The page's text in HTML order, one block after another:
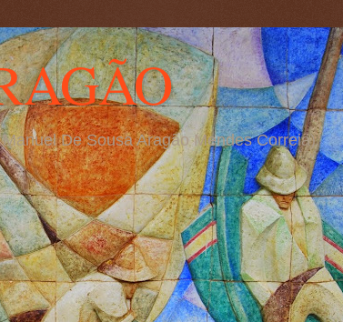
De Sousa Aragão Mendes Correia)